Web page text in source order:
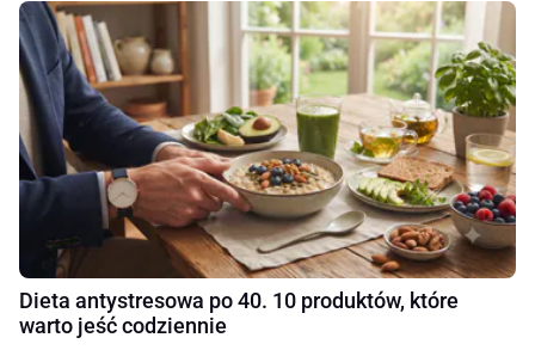
Dieta antystresowa po 40. 10 produktów, które
warto jeść codziennie